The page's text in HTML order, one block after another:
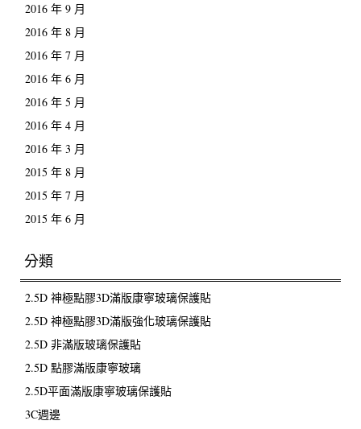
2016 年 9 月
2016 年 8 月
2016 年 7 月
2016 年 6 月
2016 年 5 月
2016 年 4 月
2016 年 3 月
2015 年 8 月
2015 年 7 月
2015 年 6 月
分類
2.5D 神極點膠3D滿版康寧玻璃保護貼
2.5D 神極點膠3D滿版強化玻璃保護貼
2.5D 非滿版玻璃保護貼
2.5D 點膠滿版康寧玻璃
2.5D平面滿版康寧玻璃保護貼
3C週邊